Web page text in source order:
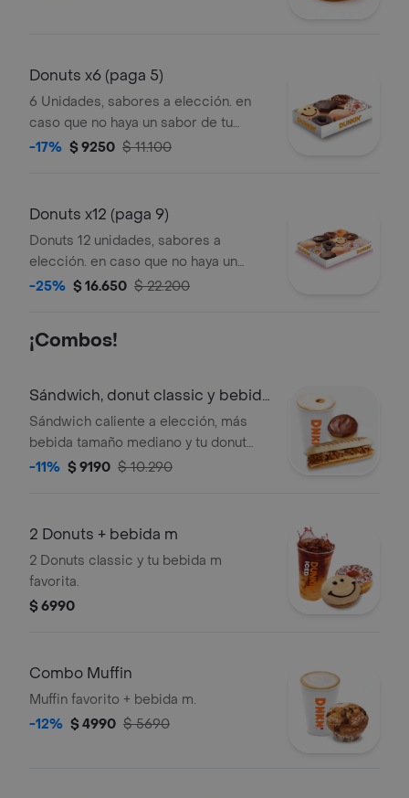
Donuts x6 (paga 5)
6 Unidades, sabores a elección. en
caso que no haya un sabor de tu
selección, se enviará uno de los 3
-17% $ 9250 $ 11.100
Donuts x12 (paga 9)
Donuts 12 unidades, sabores a
elección. en caso que no haya un
sabor de tu selección se enviara uno
-25% $ 16.650 $ 22.200
¡Combos!
Sándwich, donut classic y bebida
m
Sándwich caliente a elección, más
bebida tamaño mediano y tu donut
favorita.
-11% $ 9190 $ 10.290
2 Donuts + bebida m
2 Donuts classic y tu bebida m
favorita.
$ 6990
Combo Muffin
Muffin favorito + bebida m.
-12% $ 4990 $ 5690